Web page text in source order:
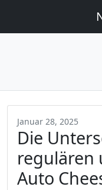
Januar 28, 2025
Die
regulären
Auto